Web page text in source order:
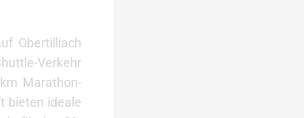
Obertilliach
Verkehr
Marathon-
bieten ideale